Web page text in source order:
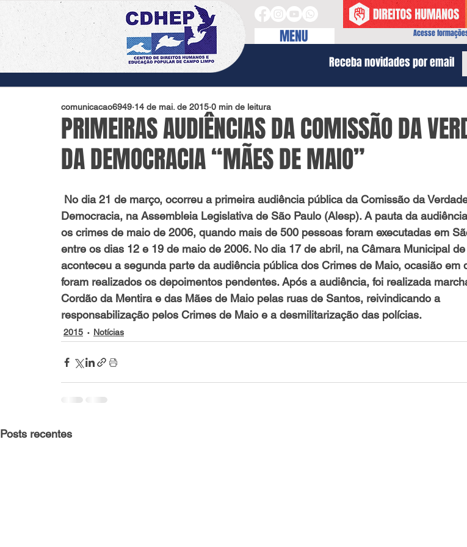
MENU Acesse
PRIMEIRAS AUDIÊNCIAS DA COMISSÃO DA
DA DEMOCRACIA “MÃES DE MAIO”
comunicacao6949 14 de mai. de 2015 0 min de leitura
Democracia, na Assembleia Legislativa de São Paulo (Alesp). A pauta da
os crimes de maio de 2006, quando mais de 500 pessoas foram executadas em
entre os dias 12 e 19 de maio de 2006. No dia 17 de abril, na Câmara Municipal
aconteceu a segunda parte da audiência pública dos Crimes de Maio, ocasião em
foram realizados os depoimentos pendentes. Após a audiência, foi realizada
Cordão da Mentira e das Mães de Maio pelas ruas de Santos, reivindicando a
responsabilização pelos Crimes de Maio e a desmilitarização das polícias.
2015 Notícias
Posts recentes
Receba novidades por email